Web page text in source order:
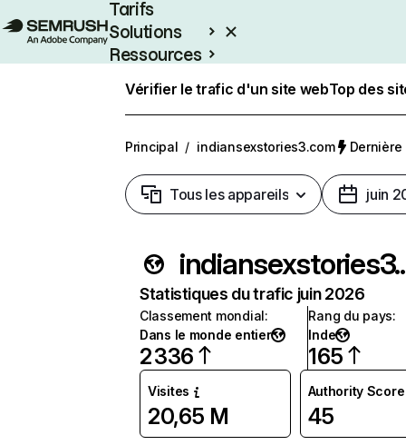
Tarifs
Solutions
Ressources
Vérifier le trafic d'un site webTop des
Principal / indiansexstories3.com
Tous les appareils juin
Statistiques du trafic juin 2026
Classement mondial:
Dans le monde entier
2 336
Rang du pays:
Inde
165
Visites
20,65 M
Authority Score
45